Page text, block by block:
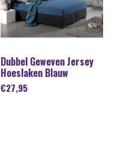
Dubbel Geweven Jersey
Hoeslaken Blauw
€27,95